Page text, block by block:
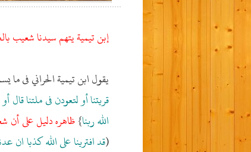
إبن تيمية يتهم سيدنا شعيب
يقول ابن تيمية الحراني فى ما
قريتنا أو لتعودن فى ملتنا قال
الله ربنا}ظاهره دليل على أن
(قد افترينا على الله كذبا ان